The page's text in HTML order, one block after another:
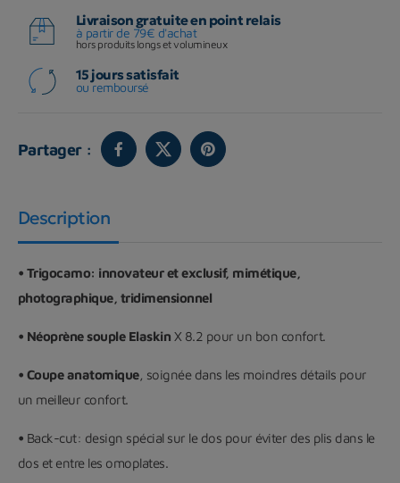
Livraison gratuite en point relais
à partir de 79€ d'achat
hors produits longs et volumineux
15 jours satisfait
ou remboursé
Partager :
Description
• Trigocamo: innovateur et exclusif, mimétique,
photographique, tridimensionnel
• Néoprène souple Elaskin X 8.2 pour un bon confort.
• Coupe anatomique, soignée dans les moindres détails pour
un meilleur confort.
• Back-cut: design spécial sur le dos pour éviter des plis dans le
dos et entre les omoplates.